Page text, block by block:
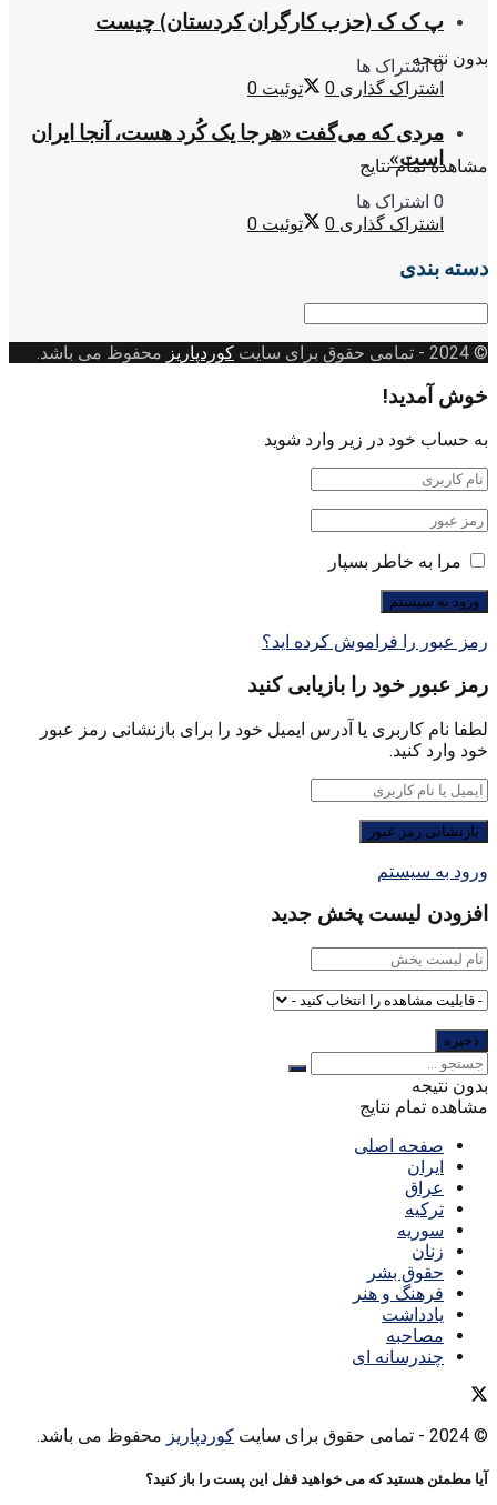
بدون نتیجه
مشاهده تمام نتایج
پ ک ک (حزب کارگران کردستان) چیست
0 اشتراک ها
اشتراک گذاری 0 توئیت 0
مردی که می‌گفت «هرجا یک کُرد هست، آنجا ایران
است»
0 اشتراک ها
اشتراک گذاری 0 توئیت 0
دسته بندی
دسته
© 2024
- تمامی حقوق برای سایت کوردپاریز محفوظ می باشد.
خوش آمدید!
به حساب خود در زیر وارد شوید
مرا به خاطر بسپار
رمز عبور را فراموش کرده اید؟
رمز عبور خود را بازیابی کنید
لطفا نام کاربری یا آدرس ایمیل خود را برای بازنشانی رمز عبور
خود وارد کنید.
ورود به سیستم
افزودن لیست پخش جدید
بدون نتیجه
مشاهده تمام نتایج
صفحه اصلی
ایران
عراق
ترکیه
سوریه
زنان
حقوق بشر
فرهنگ و هنر
یادداشت
مصاحبه
چندرسانه ای
© 2024 - تمامی حقوق برای سایت کوردپاریز محفوظ می باشد.
آیا مطمئن هستید که می خواهید قفل این پست را باز کنید؟